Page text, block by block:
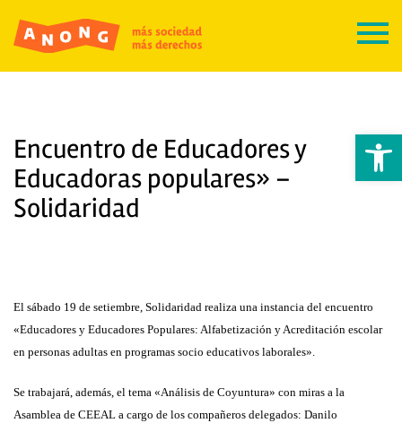
Abrir
Encuentro de Educadores y
Educadoras populares» –
Solidaridad
El sábado 19 de setiembre, Solidaridad realiza una instancia del encuentro
«Educadores y Educadores Populares: Alfabetización y Acreditación escolar
en personas adultas en programas socio educativos laborales».
Se trabajará, además, el tema «Análisis de Coyuntura» con miras a la
Asamblea de CEEAL a cargo de los compañeros delegados: Danilo